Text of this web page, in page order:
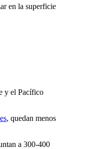
en la superficie
y el Pacífico
, quedan menos
a 300-400